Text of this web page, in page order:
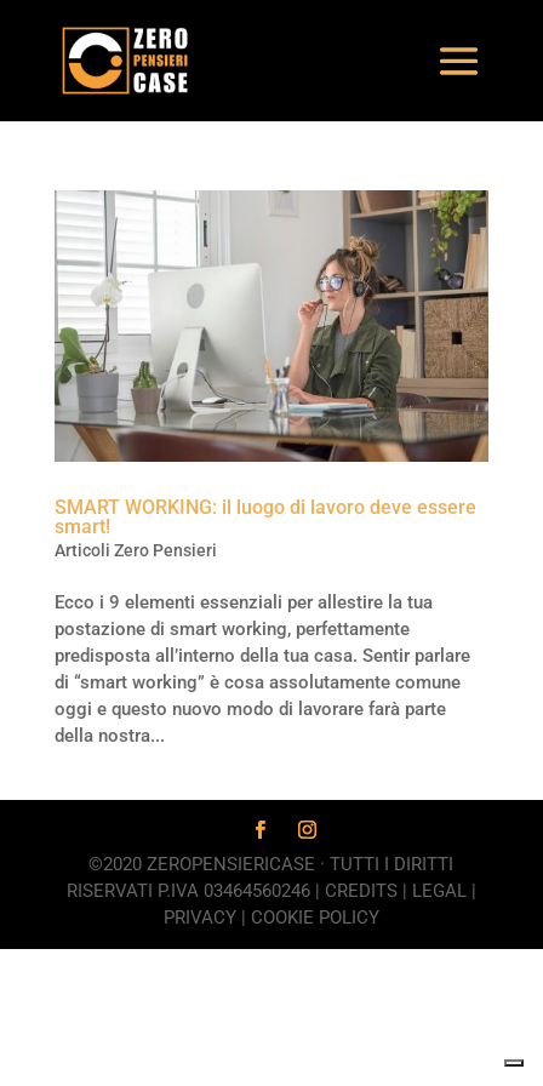
SMART WORKING: il luogo di lavoro deve essere
smart!
Articoli Zero Pensieri
Ecco i 9 elementi essenziali per allestire la tua
postazione di smart working, perfettamente
predisposta all’interno della tua casa. Sentir parlare
di “smart working” è cosa assolutamente comune
oggi e questo nuovo modo di lavorare farà parte
della nostra...
©2020 ZEROPENSIERICASE · TUTTI I DIRITTI
RISERVATI P.IVA 03464560246 | CREDITS| LEGAL|
PRIVACY| COOKIE POLICY